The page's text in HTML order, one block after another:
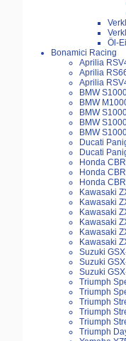
Öl-
Bonamici Racing
Aprilia
Aprilia
Aprilia
BMW
BMW
BMW
BMW
BMW
Ducati
Ducati
Honda
Honda
Honda
Kawasaki
Kawasaki
Kawasaki
Kawasaki
Kawasaki
Kawasaki
Suzuki
Suzuki
Suzuki
Triumph
Triumph
Triumph
Triumph
Triumph
Triumph